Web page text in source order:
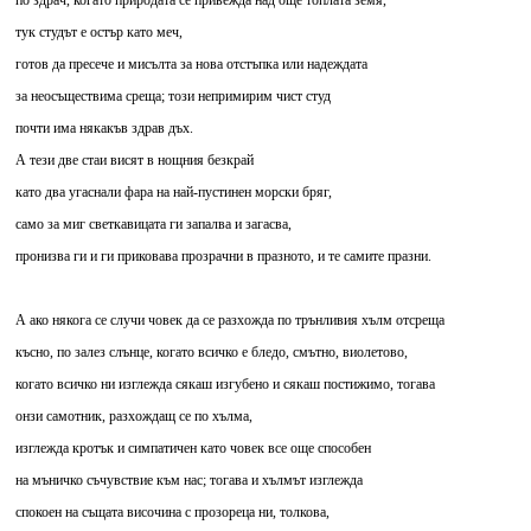
тук студът е остър като меч,
готов да пресече и мисълта за нова отстъпка или надеждата
за неосъществима среща; този непримирим чист студ
почти има някакъв здрав дъх.
А тези две стаи висят в нощния безкрай
като два угаснали фара на най-пустинен морски бряг,
само за миг светкавицата ги запалва и загасва,
пронизва ги и ги приковава прозрачни в празното, и те самите празни.
А ако някога се случи човек да се разхожда по трънливия хълм отсреща
късно, по залез слънце, когато всичко е бледо, смътно, виолетово,
когато всичко ни изглежда сякаш изгубено и сякаш постижимо, тогава
онзи самотник, разхождащ се по хълма,
изглежда кротък и симпатичен като човек все още способен
на мъничко съчувствие към нас; тогава и хълмът изглежда
спокоен на същата височина с прозореца ни, толкова,